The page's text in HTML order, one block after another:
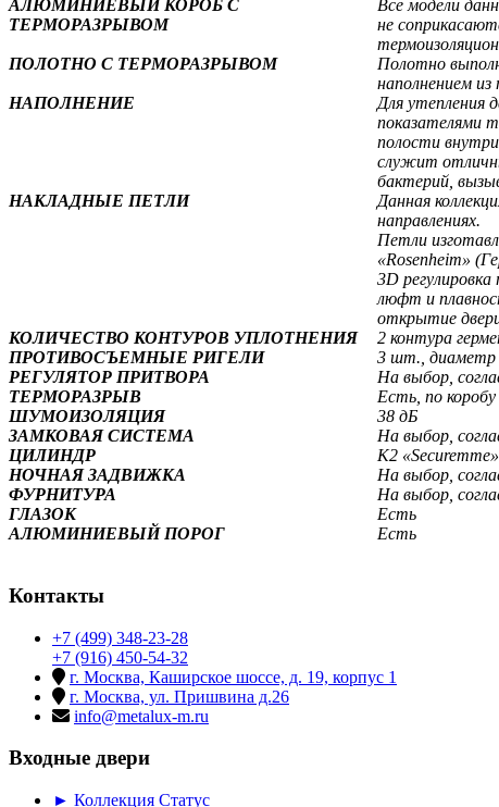
АЛЮМИНИЕВЫЙ КОРОБ С
ТЕРМОРАЗРЫВОМ
Все модели
не
ПОЛОТНО С ТЕРМОРАЗРЫВОМ
Полотно
наполнением
НАПОЛНЕНИЕ
Для утепления
показателями
полости
служит
бактерий,
НАКЛАДНЫЕ ПЕТЛИ
Данная
направлениях.
Петли
«Rosenheim»
3D
люфт и
открытие
КОЛИЧЕСТВО КОНТУРОВ УПЛОТНЕНИЯ
2 контура
ПРОТИВОСЪЕМНЫЕ РИГЕЛИ
3 шт., диаметр
РЕГУЛЯТОР ПРИТВОРА
На выбор,
ТЕРМОРАЗРЫВ
Есть, по
ШУМОИЗОЛЯЦИЯ
38 дБ
ЗАМКОВАЯ СИСТЕМА
На выбор,
ЦИЛИНДР
К2 «Securemme»
НОЧНАЯ ЗАДВИЖКА
На выбор,
ФУРНИТУРА
На выбор,
ГЛАЗОК
Есть
АЛЮМИНИЕВЫЙ ПОРОГ
Есть
Контакты
+7 (499) 348-23-28
+7 (916) 450-54-32
г. Москва, Каширское шоссе, д. 19, корпус 1
г. Москва, ул. Пришвина д.26
info@metalux-m.ru
Входные двери
► Коллекция Статус